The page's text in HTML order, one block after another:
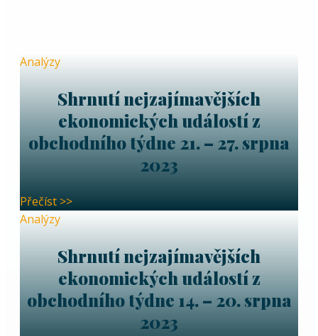
Analýzy
Shrnutí nejzajímavějších
ekonomických událostí z
obchodního týdne 21. – 27. srpna
2023
Přečíst >>
Analýzy
Shrnutí nejzajímavějších
ekonomických událostí z
obchodního týdne 14. – 20. srpna
2023